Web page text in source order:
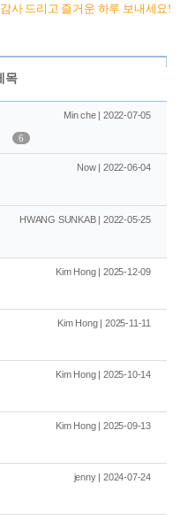
감사 드리고 즐거운 하루 보내세요 !